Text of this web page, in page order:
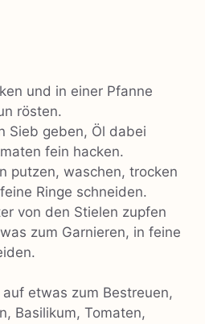
und in einer Pfanne
rösten.
Sieb geben, Öl dabei
fein hacken.
putzen, waschen, trocken
Ringe schneiden.
von den Stielen zupfen
zum Garnieren, in feine
etwas zum Bestreuen,
Basilikum, Tomaten,